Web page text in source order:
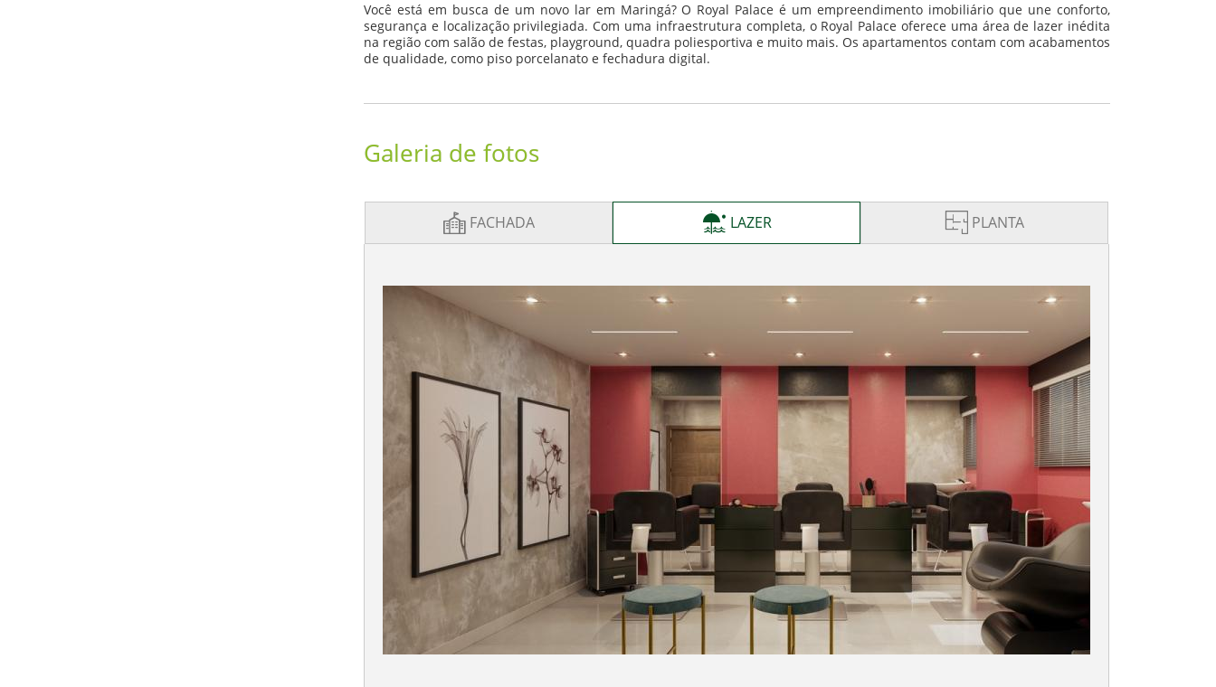
Você está em busca de um novo lar em Maringá? O Royal Palace é um empreendimento imobiliário que une conforto,
segurança e localização privilegiada. Com uma infraestrutura completa, o Royal Palace oferece uma área de lazer inédita
na região com salão de festas, playground, quadra poliesportiva e muito mais. Os apartamentos contam com acabamentos
de qualidade, como piso porcelanato e fechadura digital.
Galeria de fotos
FACHADA LAZER PLANTA